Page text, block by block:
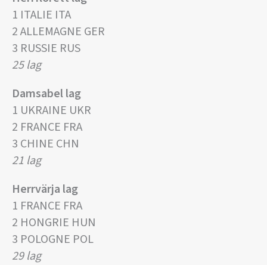
1 ITALIE ITA
2 ALLEMAGNE GER
3 RUSSIE RUS
25 lag
Damsabel lag
1 UKRAINE UKR
2 FRANCE FRA
3 CHINE CHN
21 lag
Herrvärja lag
1 FRANCE FRA
2 HONGRIE HUN
3 POLOGNE POL
29 lag